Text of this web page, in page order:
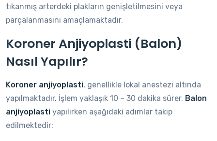
tıkanmış arterdeki plakların genişletilmesini veya
parçalanmasını amaçlamaktadır.
Koroner Anjiyoplasti (Balon)
Nasıl Yapılır?
Koroner anjiyoplasti, genellikle lokal anestezi altında
yapılmaktadır. İşlem yaklaşık 10 – 30 dakika sürer. Balon
anjiyoplasti yapılırken aşağıdaki adımlar takip
edilmektedir: